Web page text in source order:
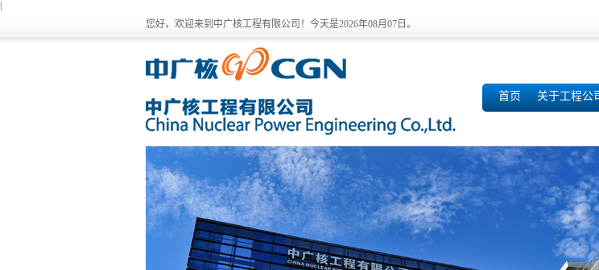
您好，欢迎来到中广核工程有限公司！今天是2026年08月07日。
首页 关于工程公